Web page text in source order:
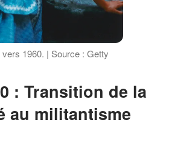
1960. | Source : Getty
au militantisme